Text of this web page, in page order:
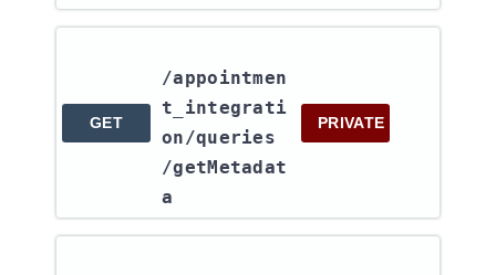
GET
/appointmen
t_integrati
on​/queries​
/getMetadat
a
PRIVATE